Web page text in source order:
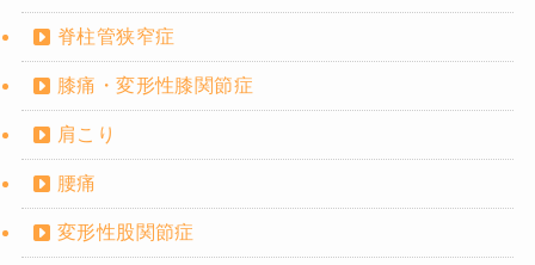
脊柱管狭窄症
膝痛・変形性膝関節症
肩こり
腰痛
変形性股関節症